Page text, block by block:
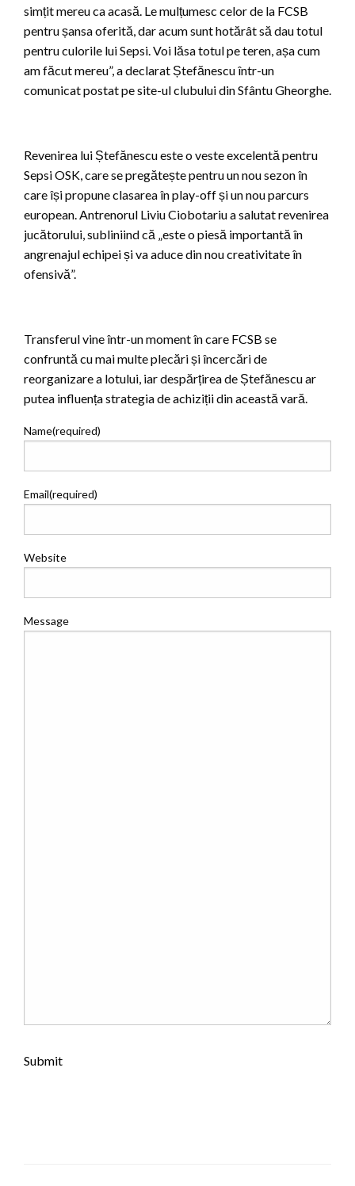
simțit mereu ca acasă. Le mulțumesc celor de la FCSB
pentru șansa oferită, dar acum sunt hotărât să dau totul
pentru culorile lui Sepsi. Voi lăsa totul pe teren, așa cum
am făcut mereu”, a declarat Ștefănescu într-un
comunicat postat pe site-ul clubului din Sfântu Gheorghe.
Revenirea lui Ștefănescu este o veste excelentă pentru
Sepsi OSK, care se pregătește pentru un nou sezon în
care își propune clasarea în play-off și un nou parcurs
european. Antrenorul Liviu Ciobotariu a salutat revenirea
jucătorului, subliniind că „este o piesă importantă în
angrenajul echipei și va aduce din nou creativitate în
ofensivă”.
Transferul vine într-un moment în care FCSB se
confruntă cu mai multe plecări și încercări de
reorganizare a lotului, iar despărțirea de Ștefănescu ar
putea influența strategia de achiziții din această vară.
Name(required)
Email(required)
Website
Message
Submit